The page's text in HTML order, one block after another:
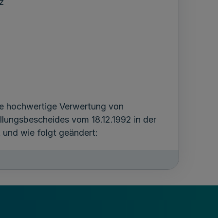
hochwertige Verwertung von
vom 18.12.1992 in der
und wie folgt geändert:
Vorgaben nach § 22 Absatz 2